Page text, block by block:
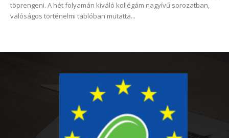
töprengeni. A hét folyamán kiváló kollégám nagyívű sorozatban,
valóságos történelmi tablóban mutatta...